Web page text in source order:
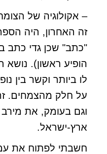
– אקולוגיה של
זה האחרון, היה
"כתב" שכן גדי כתב
הופיע ראשון). נושא
לו ביותר וקשר בין
על חלק מהצמחים.
וגם בעומק, את
ארץ-ישראל.